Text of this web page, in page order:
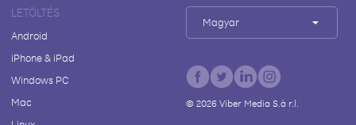
LETÖLTÉS
Android
iPhone & iPad
Windows PC
Mac
Magyar
© 2026Viber Media S.à r.l.